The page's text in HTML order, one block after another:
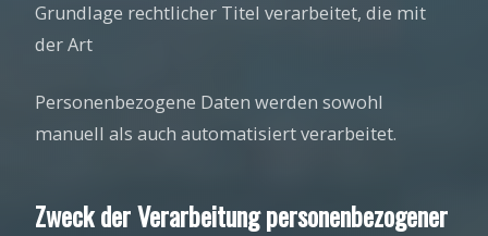
Grundlage rechtlicher Titel verarbeitet, die mit
der Art
Personenbezogene Daten werden sowohl
manuell als auch automatisiert verarbeitet.
Zweck der Verarbeitung personenbezogener